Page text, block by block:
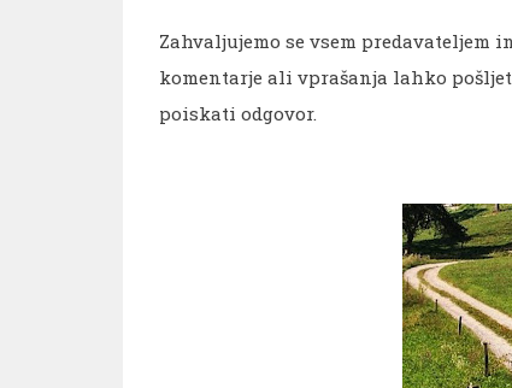
Zahvaljujemo se vsem predavateljem
komentarje ali vprašanja lahko
poiskati odgovor.